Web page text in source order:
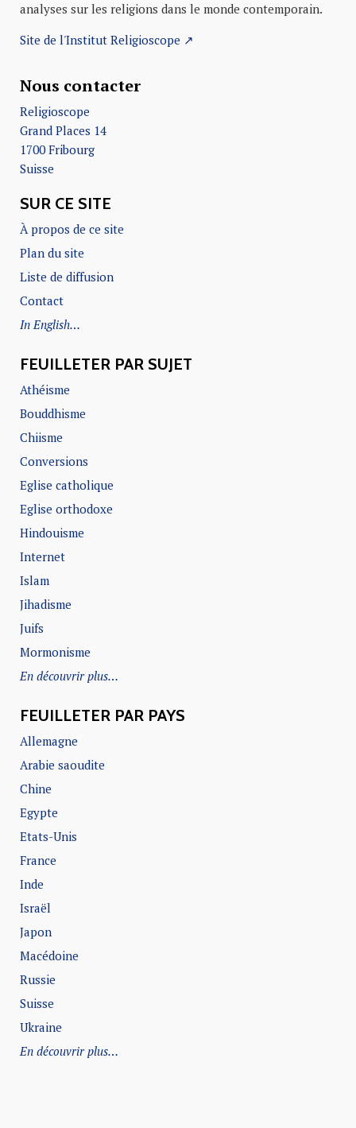
analyses sur les religions dans le monde contemporain.
Site de l'Institut Religioscope ↗
Nous contacter
Religioscope
Grand Places 14
1700 Fribourg
Suisse
SUR CE SITE
À propos de ce site
Plan du site
Liste de diffusion
Contact
In English…
FEUILLETER PAR SUJET
Athéisme
Bouddhisme
Chiisme
Conversions
Eglise catholique
Eglise orthodoxe
Hindouisme
Internet
Islam
Jihadisme
Juifs
Mormonisme
En découvrir plus…
FEUILLETER PAR PAYS
Allemagne
Arabie saoudite
Chine
Egypte
Etats-Unis
France
Inde
Israël
Japon
Macédoine
Russie
Suisse
Ukraine
En découvrir plus…